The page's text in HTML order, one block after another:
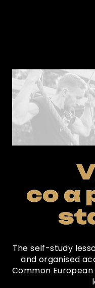
co a
The self-study
and organised
Common